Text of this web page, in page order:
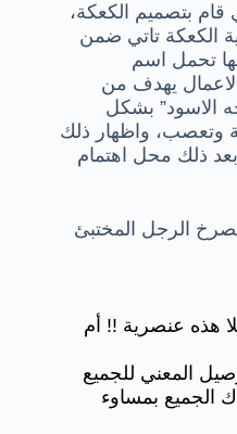
قام بتصميم الكعكة،
الكعكة تاتي ضمن
تحمل اسم
يهدف من
الاسود” بشكل
واظهار ذلك
ذلك محل اهتمام
الرجل المختبئ
هذه عنصرية !! أم
المعني للجميع
الجميع بمساوء